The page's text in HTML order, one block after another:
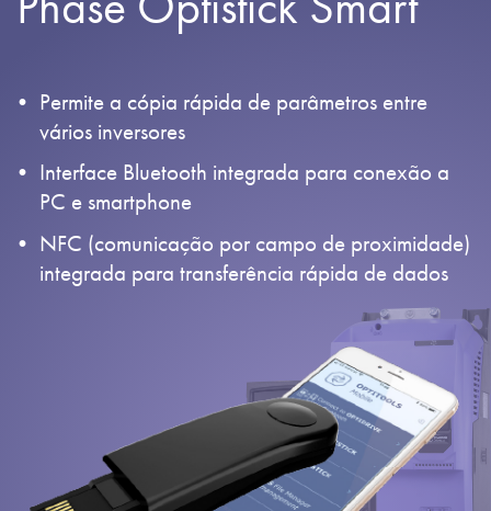
Permite a cópia rápida de parâmetros entre
vários inversores
Interface Bluetooth integrada para conexão a
PC e smartphone
NFC (comunicação por campo de proximidade)
integrada para transferência rápida de dados
Carreiras
Política de Privacidade
Mapa do site
Logar